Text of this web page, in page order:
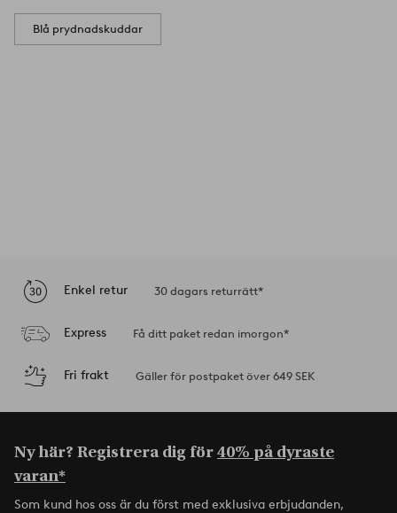
Blå prydnadskuddar
Enkel retur 30 dagars returrätt*
Express Få ditt paket redan imorgon*
Fri frakt Gäller för postpaket över 649 SEK
Ny här? Registrera dig för40% på dyraste
varan*
Som kund hos oss är du först med exklusiva erbjudanden,